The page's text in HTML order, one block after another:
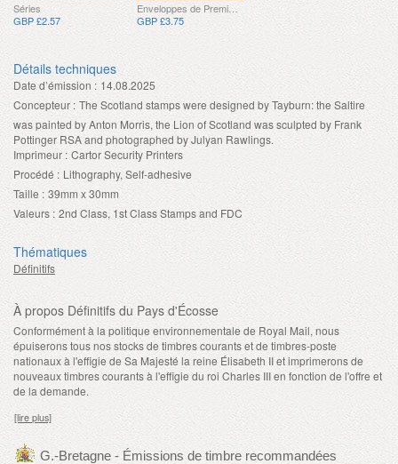
Séries
GBP £2.57
Enveloppes de Premier Jour
GBP £3.75
Détails techniques
Date d’émission : 14.08.2025
Concepteur : The Scotland stamps were designed by Tayburn: the Saltire
was painted by Anton Morris, the Lion of Scotland was sculpted by Frank
Pottinger RSA and photographed by Julyan Rawlings.
Imprimeur : Cartor Security Printers
Procédé : Lithography, Self-adhesive
Taille : 39mm x 30mm
Valeurs : 2nd Class, 1st Class Stamps and FDC
Thématiques
Définitifs
À propos Définitifs du Pays d'Écosse
Conformément à la politique environnementale de Royal Mail, nous
épuiserons tous nos stocks de timbres courants et de timbres-poste
nationaux à l'effigie de Sa Majesté la reine Élisabeth II et imprimerons de
nouveaux timbres courants à l'effigie du roi Charles III en fonction de l'offre et
de la demande.
[lire plus]
G.-Bretagne - Émissions de timbre recommandées